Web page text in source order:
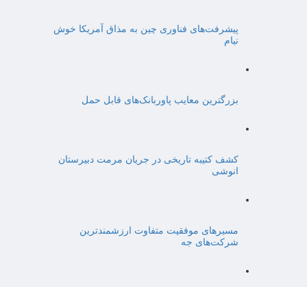
پیشرفت‌های فناوری چین به مذاق آمریکا خوش
نیام
بزرگترین معایب پاوربانک‌های قابل حمل
کشف کتیبه تاریخی در جریان مرمت دبیرستان
انوشی
مسیرهای موفقیت متفاوت ارزشمندترین
شرکت‌های جه